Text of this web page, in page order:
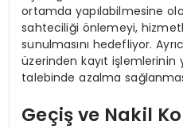
ortamda yapılabilmesine
sahteciliği önlemeyi,
sunulmasını hedefliyor.
üzerinden kayıt işlemlerinin
talebinde azalma
Geçiş ve Nakil